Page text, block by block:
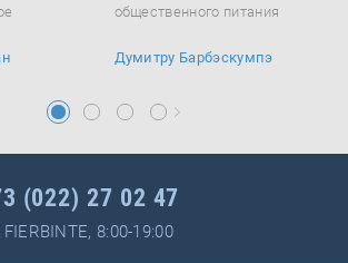
общественного питания
оснащена...
Думитру Барбэскумпэ
(022) 27 02 47
8:00-19:00